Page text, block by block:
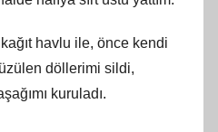
havlu ile, önce kendi
döllerimi sildi,
kuruladı.